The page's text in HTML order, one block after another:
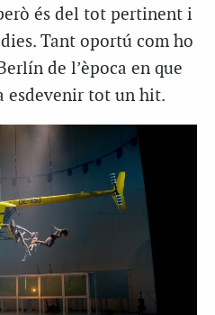
és del tot pertinent i
Tant oportú com ho
de l’època en que
esdevenir tot un hit.